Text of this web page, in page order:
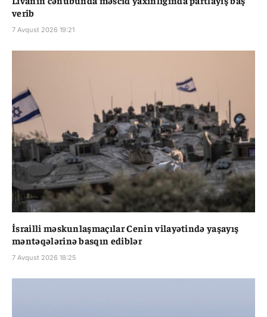
verib
7 Avqust 2026 19:21
İsrailli məskunlaşmaçılar Cenin vilayətində yaşayış
məntəqələrinə basqın ediblər
7 Avqust 2026 18:25